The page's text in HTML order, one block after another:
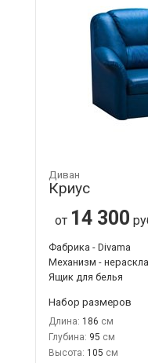
Диван
Криус
от 14 300
Фабрика - Divama
Механизм -
Ящик для белья
Набор размеров
Длина: 186
Глубина: 95
Высота: 105